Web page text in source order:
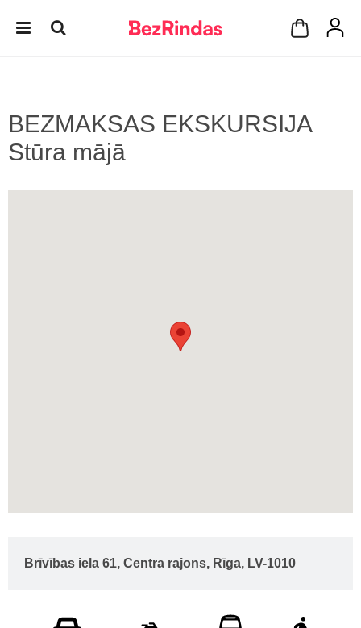
BEZMAKSAS EKSKURSIJA
Stūra mājā
Brīvības iela 61, Centra rajons, Rīga, LV-1010